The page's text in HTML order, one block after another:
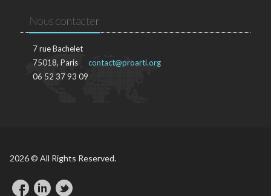
Nous contacter
7 rue Bachelet
75018, Paris
06 52 37 93 09
contact@proarti.org
2026 © All Rights Reserved.